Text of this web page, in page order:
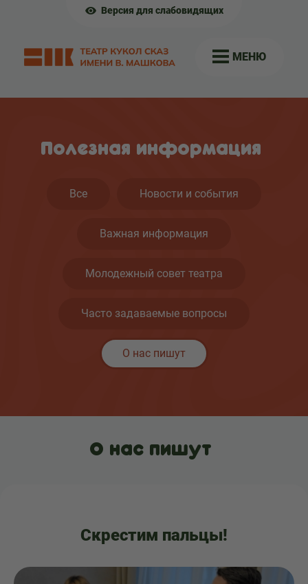
Версия для слабовидящих
МЕНЮ
Полезная информация
Все Новости и события
Важная информация
Молодежный совет театра
Часто задаваемые вопросы
О нас пишут
О нас пишут
Скрестим пальцы!